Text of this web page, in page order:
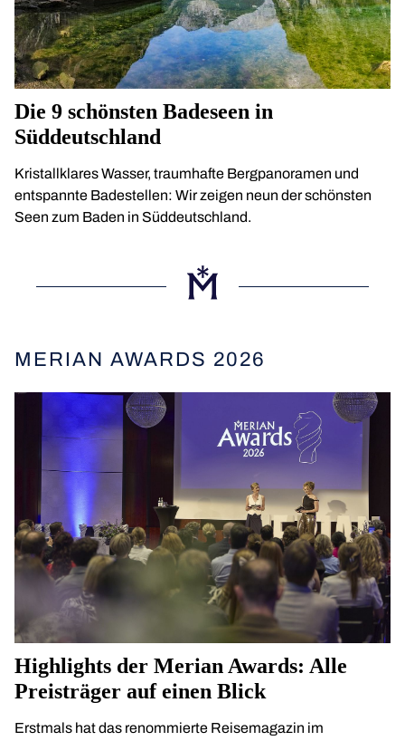
Die 9 schönsten Badeseen in
Süddeutschland
Kristallklares Wasser, traumhafte Bergpanoramen und
entspannte Badestellen: Wir zeigen neun der schönsten
Seen zum Baden in Süddeutschland.
MERIAN AWARDS 2026
Highlights der Merian Awards: Alle
Preisträger auf einen Blick
Erstmals hat das renommierte Reisemagazin im